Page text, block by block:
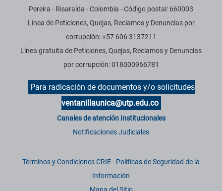
Pereira - Risaralda - Colombia - Código postal: 660003
Línea de Peticiones, Quejas, Reclamos y Denuncias por
corrupción: +57 606 3137211
Línea gratuita de Peticiones, Quejas, Reclamos y Denuncias
por corrupción: 018000966781
Para radicación de documentos y/o solicitudes
ventanillaunica@utp.edu.co
Canales de atención Institucionales
Notificaciones Judiciales
Términos y Condiciones CRIE- Políticas de Seguridad de la
Información